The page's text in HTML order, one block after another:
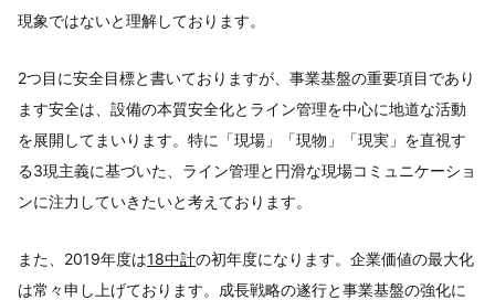
現象ではないと理解しております。
2つ目に安全目標と書いておりますが、事業基盤の重要項目であり
ます安全は、設備の本質安全化とライン管理を中心に地道な活動
を展開してまいります。特に「現場」「現物」「現実」を直視す
る3現主義に基づいた、ライン管理と円滑な現場コミュニケーショ
ンに注力していきたいと考えております。
また、2019年度は18中計の初年度になります。企業価値の最大化
は常々申し上げております。成長戦略の遂行と事業基盤の強化に